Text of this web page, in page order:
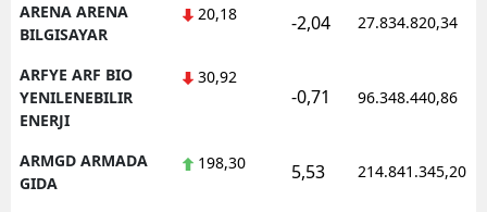
ARENA ARENA
BILGISAYAR
20,18 -2,04 27.834.820,34
ARFYE ARF BIO
YENILENEBILIR
ENERJI
30,92
-0,71 96.348.440,86
ARMGD ARMADA
GIDA
198,30 5,53 214.841.345,20